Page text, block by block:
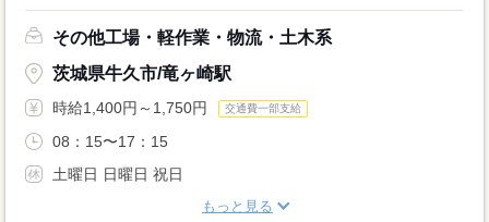
その他工場・軽作業・物流・土木系
茨城県牛久市/竜ヶ崎駅
時給1,400円～1,750円 交通費一部支給
08：15〜17：15
土曜日 日曜日 祝日
もっと見る